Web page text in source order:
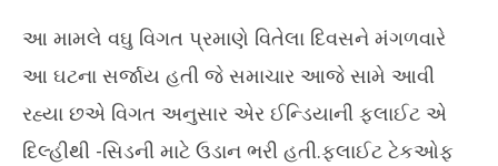
આ મામલે વઘુ વિગત પ્રમાણે વિતેલા દિવસને મંગળવારે
આ ઘટના સર્જાય હતી જે સમાચાર આજે સામે આવી
રહ્યા છએ વિગત અનુસાર એર ઈન્ડિયાની ફ્લાઈટ એ
દિલ્હીથી -સિડની માટે ઉડાન ભરી હતી.ફ્લાઈટ ટેકઓફ